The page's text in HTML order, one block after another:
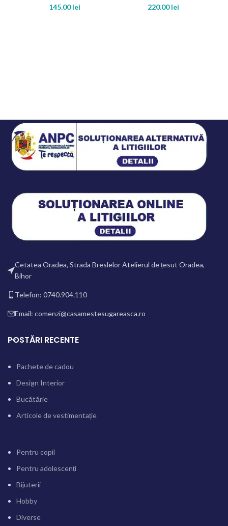
145.00lei 220.00lei
Cetatea Oradea, Strada Breslelor Atelierul de țesut Oradea,
Bihor
Telefon: 0740.904.110
Email: comenzi@casamestesugareasca.ro
POSTĂRI RECENTE
Pachete de cadou
Design Interior
Bucătărie
Articole de vestimentație
Pentru copii
Pentru adolescenți
Bijuterii
Hobby
Diverse